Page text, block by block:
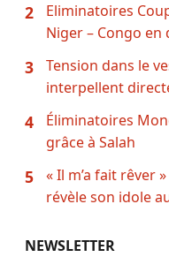
2
Eliminatoires
Niger – Congo en
3
Tension dans le
interpellent
4
Éliminatoires
grâce à Salah
5
« Il m’a fait rêver
révèle son idole
NEWSLETTER